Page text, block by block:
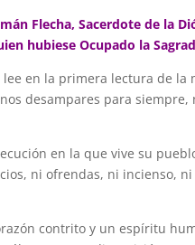
Flecha, Sacerdote de la
hubiese Ocupado la
en la primera lectura de la
desampares para
en la que vive su
ni ofrendas, ni incienso,
contrito y un espíritu